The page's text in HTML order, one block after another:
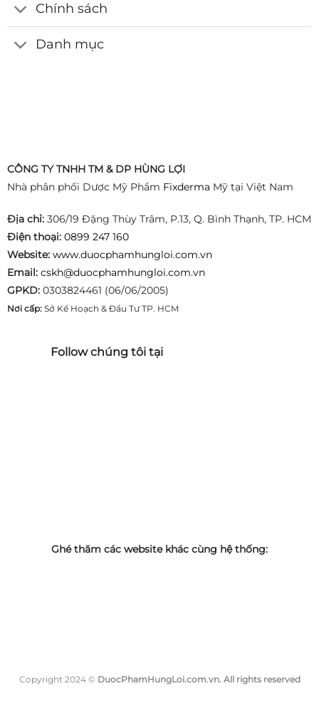
Chính sách
Danh mục
CÔNG TY TNHH TM & DP HÙNG LỢI
Nhà phân phối Dược Mỹ Phẩm Fixderma Mỹ tại Việt Nam
Địa chỉ:306/19 Đặng Thùy Trâm, P.13, Q. Bình Thạnh, TP. HCM
Điện thoại: 0899 247 160
Website: www.duocphamhungloi.com.vn
Email: cskh@duocphamhungloi.com.vn
GPKD:0303824461 (06/06/2005)
Nơi cấp:Sở Kế Hoạch & Đầu Tư TP. HCM
Follow chúng tôi tại
Ghé thăm các website khác cùng hệ thống:
Copyright 2024 © DuocPhamHungLoi.com.vn. All rights reserved